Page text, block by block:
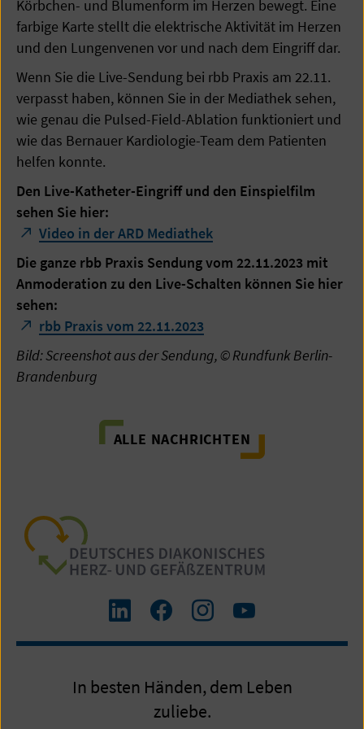
Körbchen- und Blumenform im Herzen bewegt. Eine
farbige Karte stellt die elektrische Aktivität im Herzen
und den Lungenvenen vor und nach dem Eingriff dar.
Wenn Sie die Live-Sendung bei rbb Praxis am 22.11.
verpasst haben, können Sie in der Mediathek sehen,
wie genau die Pulsed-Field-Ablation funktioniert und
wie das Bernauer Kardiologie-Team dem Patienten
helfen konnte.
Den Live-Katheter-Eingriff und den Einspielfilm
sehen Sie hier:
Video in der ARD Mediathek
Die ganze rbb Praxis Sendung vom 22.11.2023 mit
Anmoderation zu den Live-Schalten können Sie hier
sehen:
rbb Praxis vom 22.11.2023
Bild: Screenshot aus der Sendung, © Rundfunk Berlin-
Brandenburg
ALLE NACHRICHTEN
Zum
LinkedIn
Zum
Facebook-
Zum
Instagram-
Zum
Yourube-
In besten Händen, dem Leben
zuliebe.